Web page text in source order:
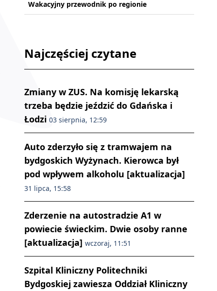
Wakacyjny przewodnik po regionie
Najczęściej czytane
Zmiany w ZUS. Na komisję lekarską
trzeba będzie jeździć do Gdańska i
Łodzi 03 sierpnia, 12:59
Auto zderzyło się z tramwajem na
bydgoskich Wyżynach. Kierowca był
pod wpływem alkoholu [aktualizacja]
31 lipca, 15:58
Zderzenie na autostradzie A1 w
powiecie świeckim. Dwie osoby ranne
[aktualizacja] wczoraj, 11:51
Szpital Kliniczny Politechniki
Bydgoskiej zawiesza Oddział Kliniczny